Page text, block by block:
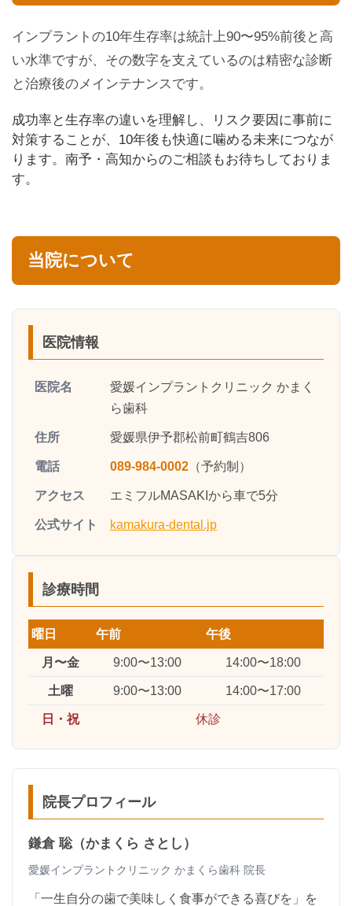
インプラントの10年生存率は統計上90〜95%前後と高
い水準ですが、その数字を支えているのは精密な診断
と治療後のメインテナンスです。
成功率と生存率の違いを理解し、リスク要因に事前に
対策することが、10年後も快適に噛める未来につなが
ります。南予・高知からのご相談もお待ちしておりま
す。
当院について
医院情報
医院名
愛媛インプラントクリニック かまく
ら歯科
住所 愛媛県伊予郡松前町鶴吉806
電話 089-984-0002（予約制）
アクセス エミフルMASAKIから車で5分
公式サイト kamakura-dental.jp
診療時間
曜日 午前 午後
月〜金 9:00〜13:00 14:00〜18:00
土曜 9:00〜13:00 14:00〜17:00
日・祝 休診
院長プロフィール
鎌倉 聡（かまくら さとし）
愛媛インプラントクリニック かまくら歯科 院長
「一生自分の歯で美味しく食事ができる喜びを」を